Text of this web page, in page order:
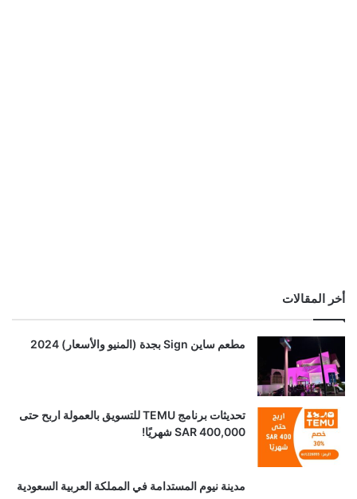
أخر المقالات
مطعم ساين Sign بجدة (المنيو والأسعار) 2024
تحديثات برنامج TEMU للتسويق بالعمولة اربح حتى
SAR 400,000 شهريًا!
مدينة نيوم المستدامة في المملكة العربية السعودية